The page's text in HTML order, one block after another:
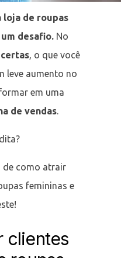
de roupas
desafio. No
, o que você
leve aumento no
em uma
de vendas.
de como atrair
femininas e
clientes